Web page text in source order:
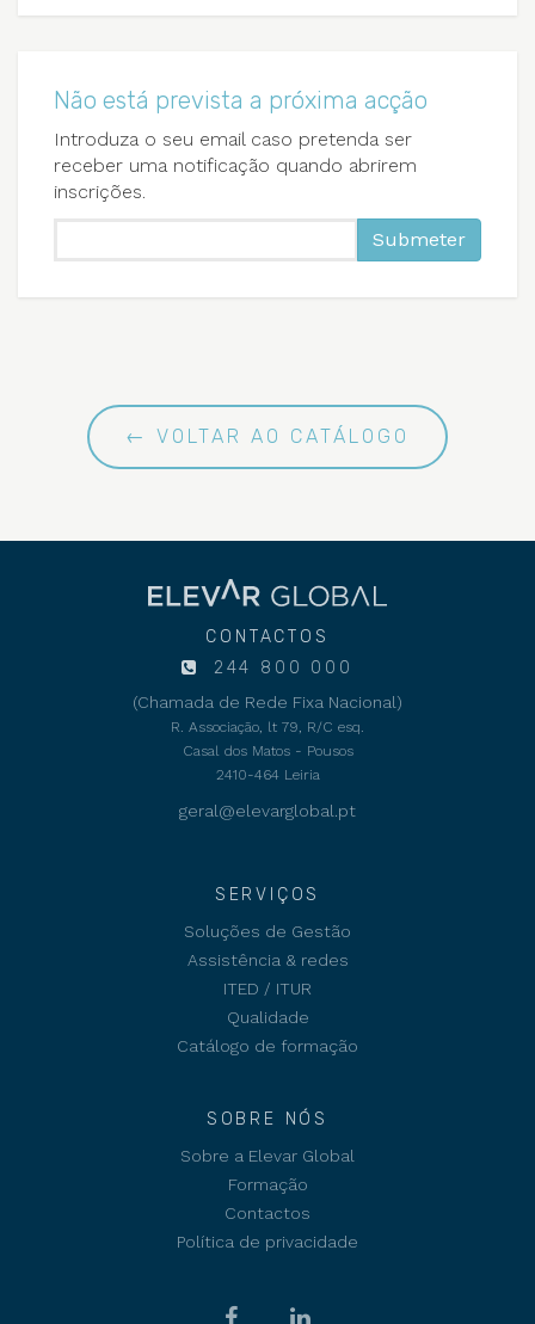
Não está prevista a próxima acção
Introduza o seu email caso pretenda ser
receber uma notificação quando abrirem
inscrições.
Submeter
← VOLTAR AO CATÁLOGO
CONTACTOS
244 800 000
(Chamada de Rede Fixa Nacional)
R. Associação, lt 79, R/C esq.
Casal dos Matos - Pousos
2410-464 Leiria
geral@elevarglobal.pt
SERVIÇOS
Soluções de Gestão
Assistência & redes
ITED / ITUR
Qualidade
Catálogo de formação
SOBRE NÓS
Sobre a Elevar Global
Formação
Contactos
Política de privacidade